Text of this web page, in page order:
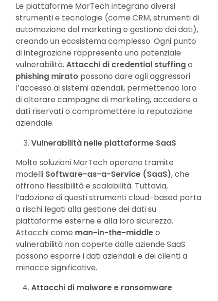
Le piattaforme MarTech integrano diversi
strumenti e tecnologie (come CRM, strumenti di
automazione del marketing e gestione dei dati),
creando un ecosistema complesso. Ogni punto
di integrazione rappresenta una potenziale
vulnerabilità. Attacchi di credential stuffingo
phishing mirato possono dare agli aggressori
l’accesso ai sistemi aziendali, permettendo loro
di alterare campagne di marketing, accedere a
dati riservati o compromettere la reputazione
aziendale.
Vulnerabilità nelle piattaforme SaaS
Molte soluzioni MarTech operano tramite
modelli Software-as-a-Service (SaaS), che
offrono flessibilità e scalabilità. Tuttavia,
l’adozione di questi strumenti cloud-based porta
a rischi legati alla gestione dei dati su
piattaforme esterne e alla loro sicurezza.
Attacchi come man-in-the-middleo
vulnerabilità non coperte dalle aziende SaaS
possono esporre i dati aziendali e dei clienti a
minacce significative.
Attacchi di malware e ransomware